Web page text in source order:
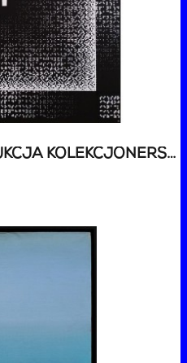
70 AUKCJA SZTUKI - AUKCJA KOLEKCJONERSKA